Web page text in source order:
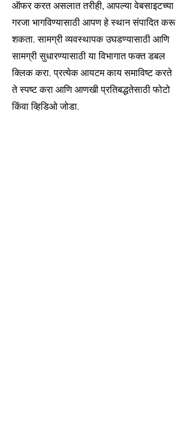
ऑफर करत असलात तरीही, आपल्या वेबसाइटच्या
गरजा भागविण्यासाठी आपण हे स्थान संपादित करू
शकता. सामग्री व्यवस्थापक उघडण्यासाठी आणि
सामग्री सुधारण्यासाठी या विभागात फक्त डबल
क्लिक करा. प्रत्येक आयटम काय समाविष्ट करते
ते स्पष्ट करा आणि आणखी प्रतिबद्धतेसाठी फोटो
किंवा व्हिडिओ जोडा.